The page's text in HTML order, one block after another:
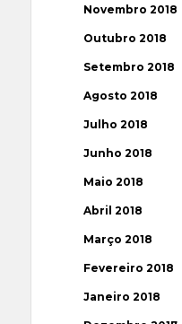
Novembro 2018
Outubro 2018
Setembro 2018
Agosto 2018
Julho 2018
Junho 2018
Maio 2018
Abril 2018
Março 2018
Fevereiro 2018
Janeiro 2018